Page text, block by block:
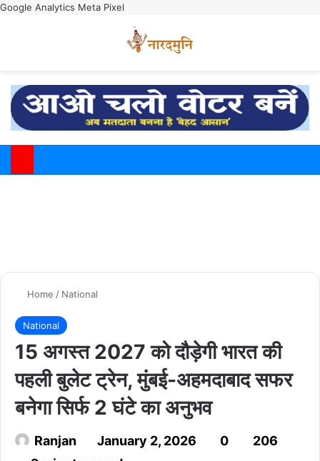
Google Analytics Meta Pixel
Home / National
National
15 अगस्त 2027 को दौड़ेगी भारत की
पहली बुलेट ट्रेन, मुंबई-अहमदाबाद सफर
बनेगा सिर्फ 2 घंटे का अनुभव
Ranjan January 2, 2026 0
206